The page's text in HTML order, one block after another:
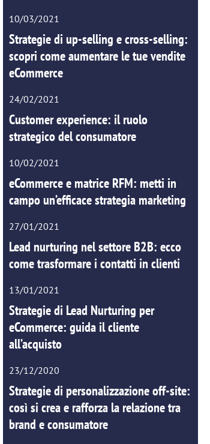
10/03/2021
Strategie di up-selling e cross-selling:
scopri come aumentare le tue vendite
eCommerce
24/02/2021
Customer experience: il ruolo
strategico del consumatore
10/02/2021
eCommerce e matrice RFM: metti in
campo un’efficace strategia marketing
27/01/2021
Lead nurturing nel settore B2B: ecco
come trasformare i contatti in clienti
13/01/2021
Strategie di Lead Nurturing per
eCommerce: guida il cliente
all’acquisto
23/12/2020
Strategie di personalizzazione off-site:
così si crea e rafforza la relazione tra
brand e consumatore